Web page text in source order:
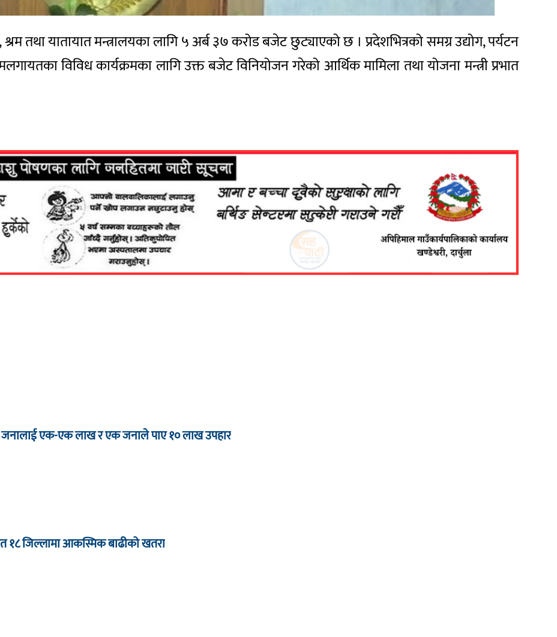
तथा यातायात मन्त्रालयका लागि ५ अर्ब ३७ करोड बजेट छुट्याएको छ । प्रदेशभित्रको समग्र उद्योग, पर्यटन
विविध कार्यक्रमका लागि उक्त बजेट विनियोजन गरेको आर्थिक मामिला तथा योजना मन्त्री प्रभात
जनालाई एक-एक लाख र एक जनाले पाए १० लाख उपहार
१८ जिल्लामा आकस्मिक बाढीको खतरा